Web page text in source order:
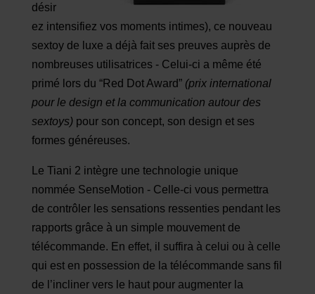
désir
ez intensifiez vos moments intimes), ce nouveau
sextoy de luxe a déjà fait ses preuves auprès de
nombreuses utilisatrices - Celui-ci a même été
primé lors du “Red Dot Award” (prix international
pour le design et la communication autour des
sextoys) pour son concept, son design et ses
formes généreuses.
Le Tiani 2 intègre une technologie unique
nommée SenseMotion - Celle-ci vous permettra
de contrôler les sensations ressenties pendant les
rapports grâce à un simple mouvement de
télécommande. En effet, il suffira à celui ou à celle
qui est en possession de la télécommande sans fil
de l’incliner vers le haut pour augmenter la